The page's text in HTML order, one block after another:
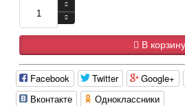
В корзину
Facebook Twitter Google+
Вконтакте
Одноклассники